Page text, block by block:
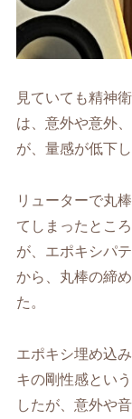
見ていても精神
は、意外や意外
が、量感が低下し
リューターで丸
てしまったとこ
が、エポキシパ
から、丸棒の締
た。
エポキシ埋め込
キの剛性感とい
したが、意外や